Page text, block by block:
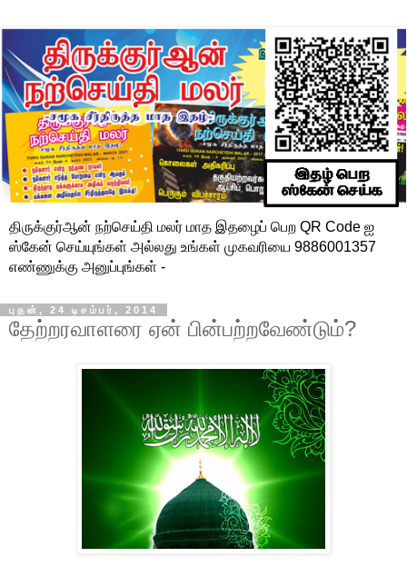
திருக்குர்ஆன் நற்செய்தி மலர் மாத இதழைப் பெற QR Code ஐ
ஸ்கேன் செய்யுங்கள் அல்லது உங்கள் முகவரியை 9886001357
எண்ணுக்கு அனுப்புங்கள் -
புதன், 24 டிசம்பர், 2014
தேற்றரவாளரை ஏன் பின்பற்றவேண்டும்?